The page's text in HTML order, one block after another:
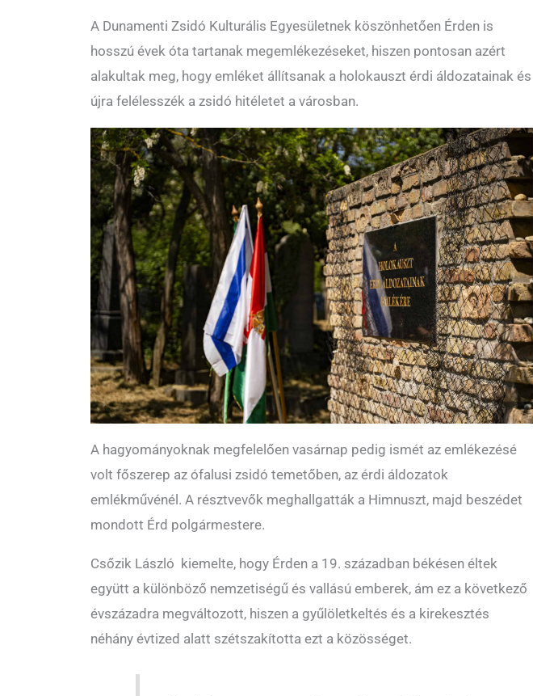
A Dunamenti Zsidó Kulturális Egyesületnek köszönhetően Érden is
hosszú évek óta tartanak megemlékezéseket, hiszen pontosan azért
alakultak meg, hogy emléket állítsanak a holokauszt érdi áldozatainak és
újra felélesszék a zsidó hitéletet a városban.
A hagyományoknak megfelelően vasárnap pedig ismét az emlékezésé
volt főszerep az ófalusi zsidó temetőben, az érdi áldozatok
emlékművénél. A résztvevők meghallgatták a Himnuszt, majd beszédet
mondott Érd polgármestere.
Csőzik László kiemelte, hogy Érden a 19. században békésen éltek
együtt a különböző nemzetiségű és vallású emberek, ám ez a következő
évszázadra megváltozott, hiszen a gyűlöletkeltés és a kirekesztés
néhány évtized alatt szétszakította ezt a közösséget.